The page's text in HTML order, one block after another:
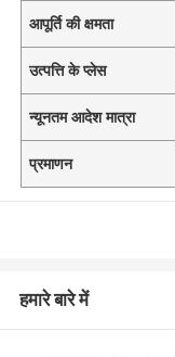
आपूर्ति की क्षमता
उत्पत्ति के प्लेस
न्यूनतम आदेश मात्रा
प्रमाणन
हमारे बारे में